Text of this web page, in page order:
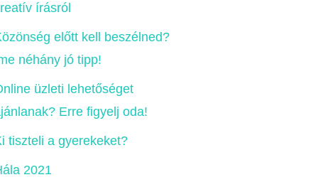
írásról
előtt kell beszélned?
néhány jó tipp!
üzleti lehetőséget
Erre figyelj oda!
tiszteli a gyerekeket?
2021